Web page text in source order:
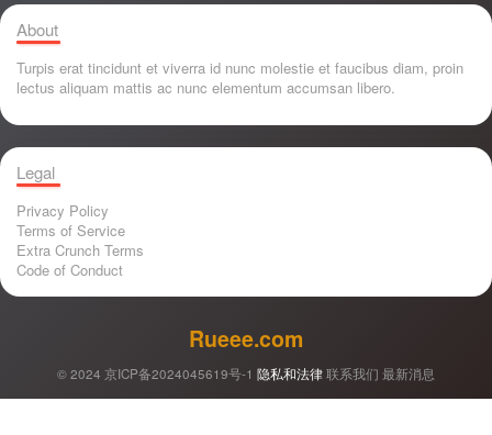
About
Turpis erat tincidunt et viverra id nunc molestie et faucibus diam, proin
lectus aliquam mattis ac nunc elementum accumsan libero.
Legal
Privacy Policy
Terms of Service
Extra Crunch Terms
Code of Conduct
Rueee.com
© 2024 京ICP备2024045619号-1 隐私和法律联系我们 最新消息